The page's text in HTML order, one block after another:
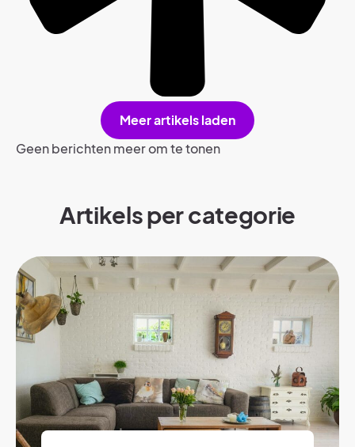
Meer artikels laden
Geen berichten meer om te tonen
Artikels per categorie​